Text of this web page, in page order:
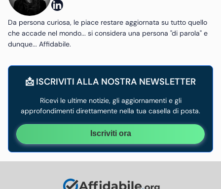
Da persona curiosa, le piace restare aggiornata su tutto quello
che accade nel mondo... si considera una persona "di parola" e
dunque... Affidabile.
📩 ISCRIVITI ALLA NOSTRA NEWSLETTER
Ricevi le ultime notizie, gli aggiornamenti e gli
approfondimenti direttamente nella tua casella di posta.
Iscriviti ora